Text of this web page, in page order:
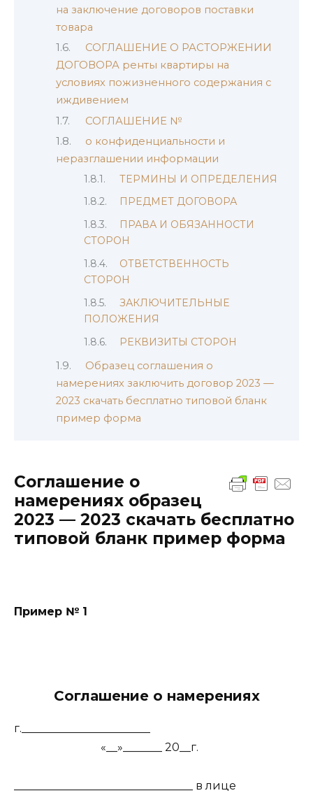
на заключение договоров поставки
товара
СОГЛАШЕНИЕ О РАСТОРЖЕНИИ
ДОГОВОРА ренты квартиры на
условиях пожизненного содержания с
иждивением
СОГЛАШЕНИЕ №
о конфиденциальности и
неразглашении информации
ТЕРМИНЫ И ОПРЕДЕЛЕНИЯ
ПРЕДМЕТ ДОГОВОРА
ПРАВА И ОБЯЗАННОСТИ
СТОРОН
ОТВЕТСТВЕННОСТЬ
СТОРОН
ЗАКЛЮЧИТЕЛЬНЫЕ
ПОЛОЖЕНИЯ
РЕКВИЗИТЫ СТОРОН
Образец соглашения о
намерениях заключить договор 2023 —
2023 скачать бесплатно типовой бланк
пример форма
Соглашение о
намерениях образец
2023 — 2023 скачать бесплатно
типовой бланк пример форма
Пример № 1
Соглашение о намерениях
г._______________________
«__»_______ 20__г.
________________________________ в лице